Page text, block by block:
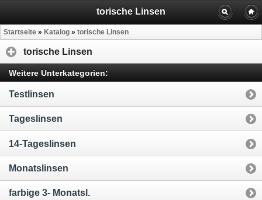
torische Linsen
Startseite » Katalog » torische Linsen
torische Linsen
Weitere Unterkategorien:
Testlinsen
Tageslinsen
14-Tageslinsen
Monatslinsen
farbige 3- Monatsl.